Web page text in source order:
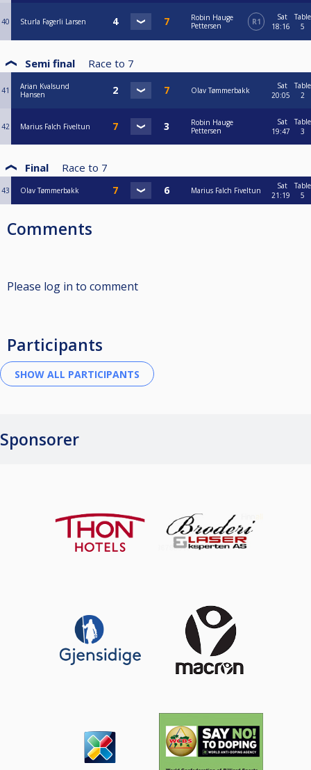
40 Sturla Fagerli Larsen
Robin Hauge
Pettersen
R1
Sat
18:16
Table
5
Semi final Race to 7
41
Arian Kvalsund
Hansen
Olav Tømmerbakk
Sat
20:05
Table
2
42 Marius Falch Fiveltun
Robin Hauge
Pettersen
Sat
19:47
Table
3
Final Race to 7
43 Olav Tømmerbakk Marius Falch Fiveltun
Sat
21:19
Table
5
Comments
Please log in to comment
Participants
Sponsorer